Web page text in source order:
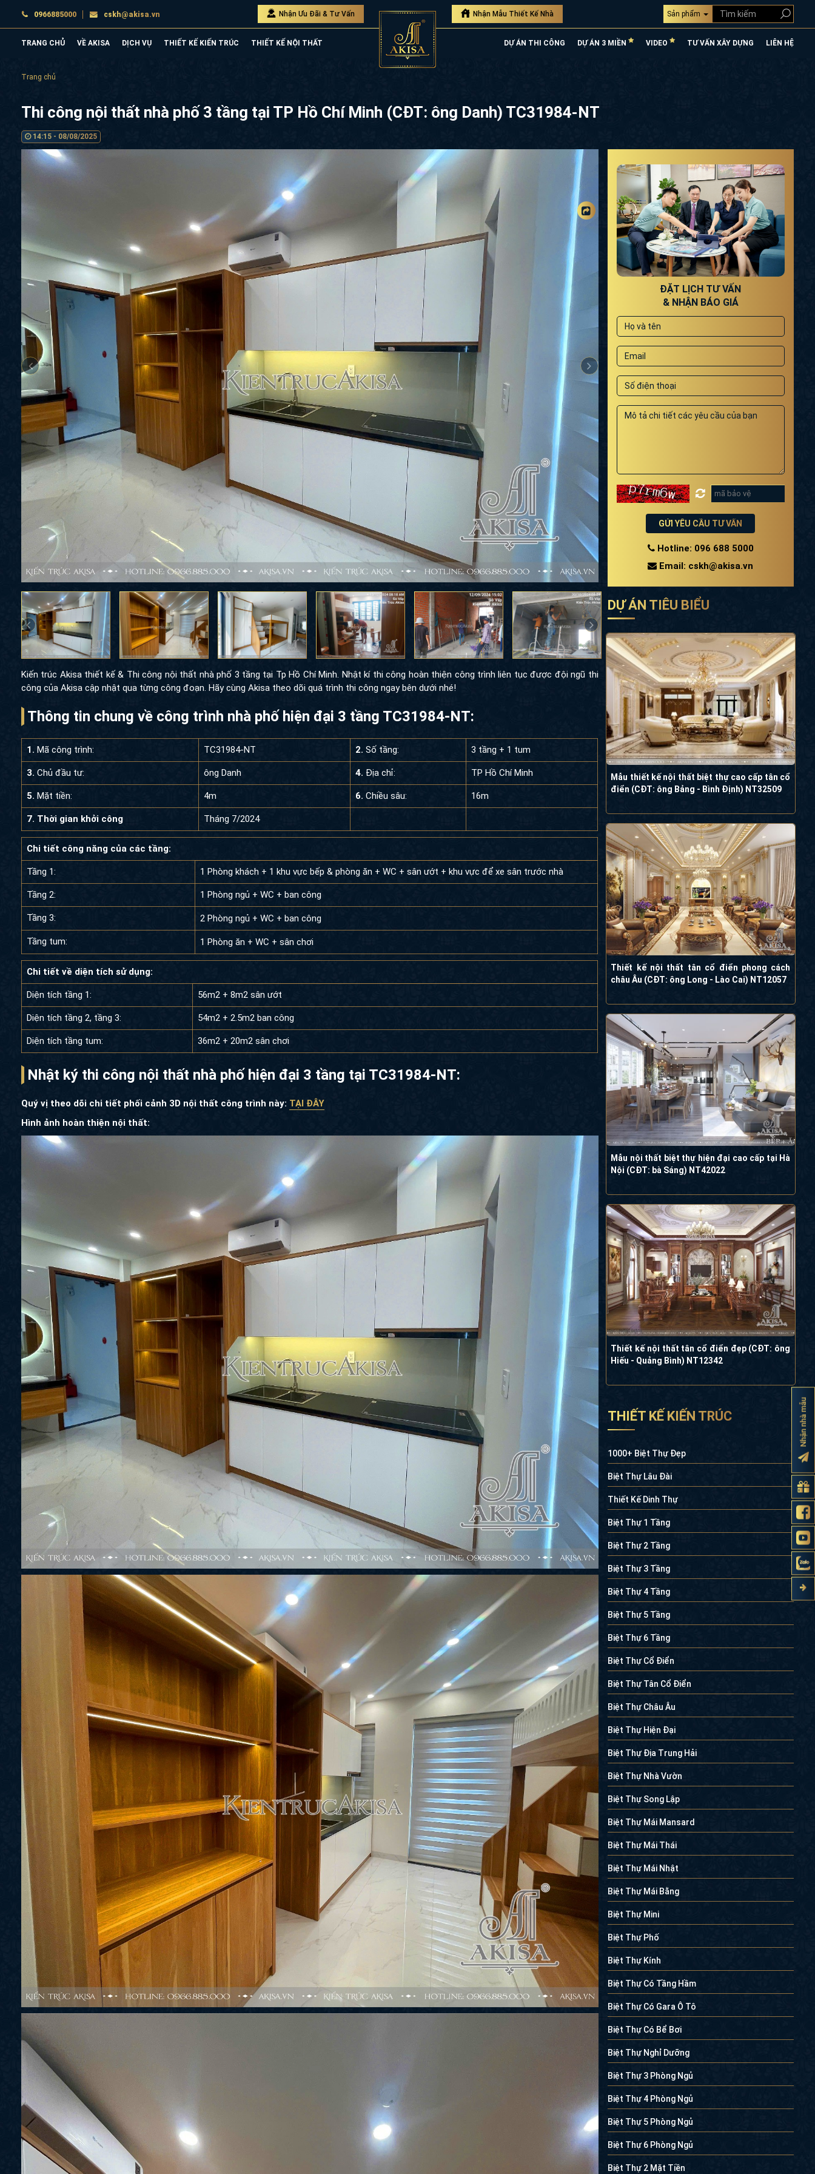
0966885000 cskh@akisa.vn Nhận Ưu Đãi & Tư Vấn Nhận Mẫu Thiết Kế Nhà Sản phẩm
TRANG CHỦ VỀ AKISA DỊCH VỤ THIẾT KẾ KIẾN TRÚC THIẾT KẾ NỘI THẤT DỰ ÁN THI CÔNG DỰ ÁN 3 MIỀN VIDEO TƯ VẤN XÂY DỰNG LIÊN HỆ
Trang chủ
Thi công nội thất nhà phố 3 tầng tại TP Hồ Chí Minh (CĐT: ông Danh) TC31984-NT
14:15 - 08/08/2025
Kiến trúc Akisa thiết kế & Thi công nội thất nhà phố 3 tầng tại Tp Hồ Chí Minh. Nhật kí thi công hoàn thiện công trình liên tục được đội ngũ thi
công của Akisa cập nhật qua từng công đoạn. Hãy cùng Akisa theo dõi quá trình thi công ngay bên dưới nhé!
Thông tin chung về công trình nhà phố hiện đại 3 tầng TC31984-NT:
1. Mã công trình: TC31984-NT 2. Số tầng: 3 tầng + 1 tum
3. Chủ đầu tư: ông Danh 4. Địa chỉ: TP Hồ Chí Minh
5. Mặt tiền: 4m 6. Chiều sâu: 16m
7. Thời gian khởi công Tháng 7/2024
Chi tiết công năng của các tầng:
Tầng 1: 1 Phòng khách + 1 khu vực bếp & phòng ăn + WC + sân ướt + khu vực để xe sân trước nhà
Tầng 2: 1 Phòng ngủ + WC + ban công
Tầng 3: 2 Phòng ngủ + WC + ban công
Tầng tum: 1 Phòng ăn + WC + sân chơi
Chi tiết về diện tích sử dụng:
Diện tích tầng 1: 56m2 + 8m2 sân ướt
Diện tích tầng 2, tầng 3: 54m2 + 2.5m2 ban công
Diện tích tầng tum: 36m2 + 20m2 sân chơi
Nhật ký thi công nội thất nhà phố hiện đại 3 tầng tại TC31984-NT:
Quý vị theo dõi chi tiết phối cảnh 3D nội thất công trình này: TẠI ĐÂY
Hình ảnh hoàn thiện nội thất:
ĐẶT LỊCH TƯ VẤN
& NHẬN BÁO GIÁ
GỬI YÊU CẦU TƯ VẤN
Hotline: 096 688 5000
Email: cskh@akisa.vn
DỰ ÁN TIÊU BIỂU
Mẫu thiết kế nội thất biệt thự cao cấp tân cổ
điển (CĐT: ông Bảng - Bình Định) NT32509
Thiết kế nội thất tân cổ điển phong cách
châu Âu (CĐT: ông Long - Lào Cai) NT12057
Mẫu nội thất biệt thự hiện đại cao cấp tại Hà
Nội (CĐT: bà Sáng) NT42022
Thiết kế nội thất tân cổ điển đẹp (CĐT: ông
Hiếu - Quảng Bình) NT12342
THIẾT KẾ KIẾN TRÚC
1000+ Biệt Thự Đẹp
Biệt Thự Lâu Đài
Thiết Kế Dinh Thự
Biệt Thự 1 Tầng
Biệt Thự 2 Tầng
Biệt Thự 3 Tầng
Biệt Thự 4 Tầng
Biệt Thự 5 Tầng
Biệt Thự 6 Tầng
Biệt Thự Cổ Điển
Biệt Thự Tân Cổ Điển
Biệt Thự Châu Âu
Biệt Thự Hiện Đại
Biệt Thự Địa Trung Hải
Biệt Thự Nhà Vườn
Biệt Thự Song Lập
Biệt Thự Mái Mansard
Biệt Thự Mái Thái
Biệt Thự Mái Nhật
Biệt Thự Mái Bằng
Biệt Thự Mini
Biệt Thự Phố
Biệt Thự Kính
Biệt Thự Có Tầng Hầm
Biệt Thự Có Gara Ô Tô
Biệt Thự Có Bể Bơi
Biệt Thự Nghỉ Dưỡng
Biệt Thự 3 Phòng Ngủ
Biệt Thự 4 Phòng Ngủ
Biệt Thự 5 Phòng Ngủ
Biệt Thự 6 Phòng Ngủ
Biệt Thự 2 Mặt Tiền
Nhận nhà mẫu